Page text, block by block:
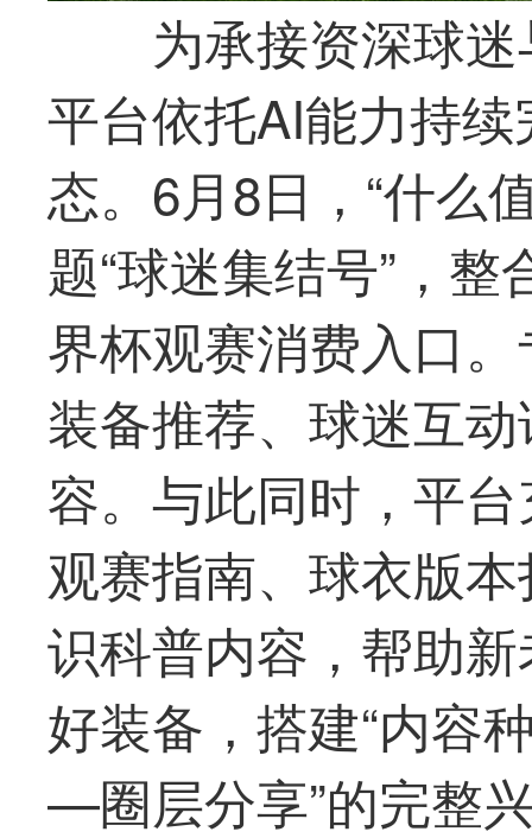
为承接资深球
平台依托AI能力持
态。6月8日，“什么
题“球迷集结号”，
界杯观赛消费入口
装备推荐、球迷互
容。与此同时，平
观赛指南、球衣版
识科普内容，帮助
好装备，搭建“内
—圈层分享”的完整